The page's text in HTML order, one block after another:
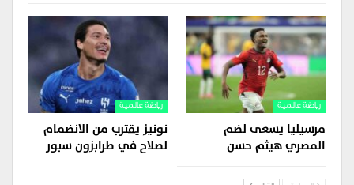
رياضة عالمية
مرسيليا يسعى لضم
المصري هيثم حسن
رياضة عالمية
نونيز يقترب من الانضمام
لصلاح في طرابزون سبور